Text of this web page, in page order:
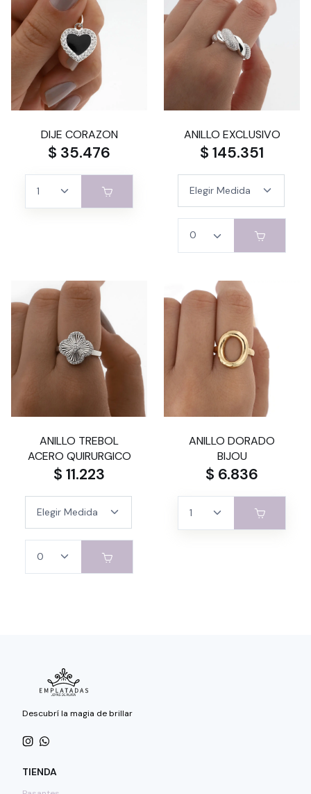
DIJE CORAZON
$ 35.476
ANILLO EXCLUSIVO
$ 145.351
ANILLO TREBOL
ACERO QUIRURGICO
$ 11.223
ANILLO DORADO
BIJOU
$ 6.836
Descubrí la magia de brillar
TIENDA